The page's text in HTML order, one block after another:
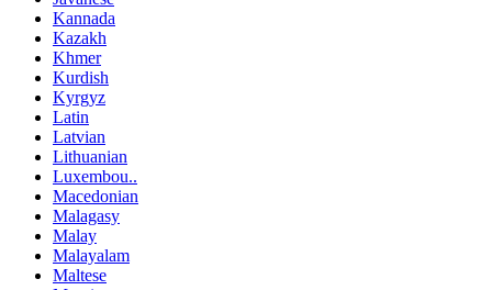
Kannada
Kazakh
Khmer
Kurdish
Kyrgyz
Latin
Latvian
Lithuanian
Luxembou..
Macedonian
Malagasy
Malay
Malayalam
Maltese